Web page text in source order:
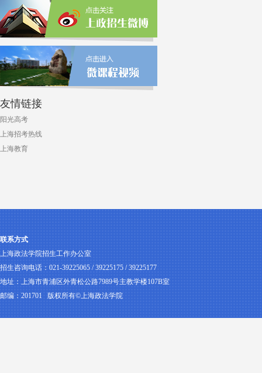
友情链接
阳光高考
上海招考热线
上海教育
联系方式
上海政法学院招生工作办公室
招生咨询电话：021-39225065 / 39225175 / 39225177
地址：上海市青浦区外青松公路7989号主教学楼107B室
邮编：201701
版权所有©上海政法学院